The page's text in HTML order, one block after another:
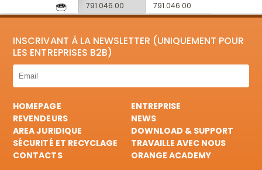
791.046.00
791.046.00
INSCRIVANT À LA NEWSLETTER (UNIQUEMENT POUR
LES ENTREPRISES B2B)
HOMEPAGE
ENTREPRISE
REVENDEURS
NEWS
AREA JURIDIQUE
DOWNLOAD & SUPPORT
SÉCURITÉ ET RECYCLAGE
TRAVAILLE AVEC NOUS
CONTACTS
ORANGE ACADEMY